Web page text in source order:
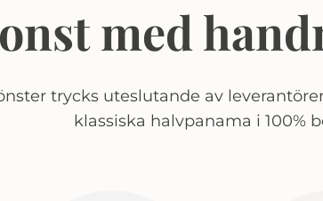
med
trycks uteslutande av
klassiska halvpanama i 100%